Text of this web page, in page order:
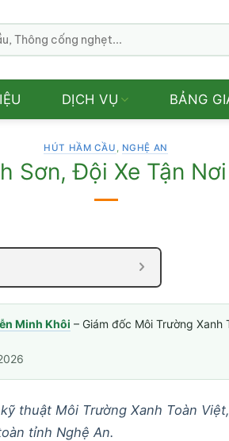
DỊCH VỤ BẢNG
HÚT HẦM CẦU , NGHỆ AN
Sơn, Đội Xe Tận
Minh Khôi – Giám đốc Môi Trường Xanh
thuật Môi Trường Xanh Toàn
tỉnh Nghệ An.